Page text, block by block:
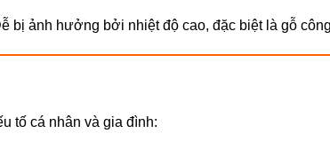
bị ảnh hưởng bởi nhiệt độ cao, đặc biệt là gỗ
tố cá nhân và gia đình: